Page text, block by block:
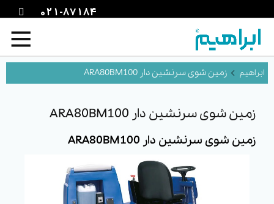
021-87184
زمین شوی سرنشین دار ARA80BM100
زمین شوی سرنشین دار ARA80BM100
زمین شوی سرنشین دار ARA80BM100